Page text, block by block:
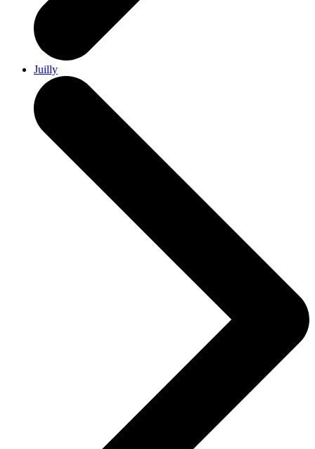
Juilly